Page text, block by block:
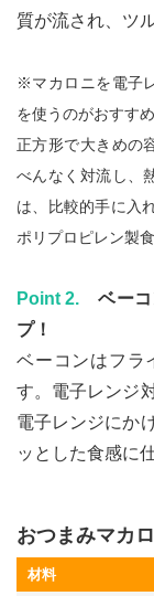
質が流され、ツ
※マカロニを電子
を使うのがおすすめ
正方形で大きめの
べんなく対流し、
は、比較的手に入
ポリプロピレン製
Point 2. ベーコ
プ！
ベーコンはフラ
す。電子レンジ
電子レンジにか
ッとした食感に
おつまみマカ
材料